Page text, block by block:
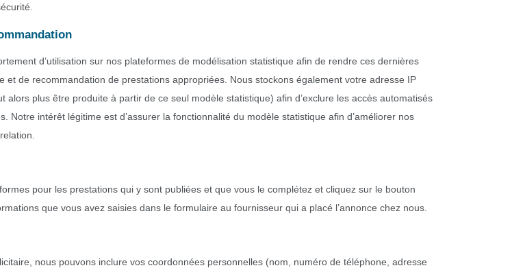
d’utilisation sur nos plateformes de modélisation statistique afin de rendre ces dernières
et de recommandation de prestations appropriées. Nous stockons également votre adresse IP
plus être produite à partir de ce seul modèle statistique) afin d’exclure les accès automatisés
intérêt légitime est d’assurer la fonctionnalité du modèle statistique afin d’améliorer nos
pour les prestations qui y sont publiées et que vous le complétez et cliquez sur le bouton
que vous avez saisies dans le formulaire au fournisseur qui a placé l’annonce chez nous.
nous pouvons inclure vos coordonnées personnelles (nom, numéro de téléphone, adresse